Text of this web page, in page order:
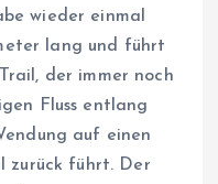
wieder einmal
lang und führt
der immer noch
Fluss entlang
auf einen
zurück führt. Der